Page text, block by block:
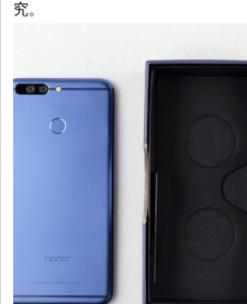
究。